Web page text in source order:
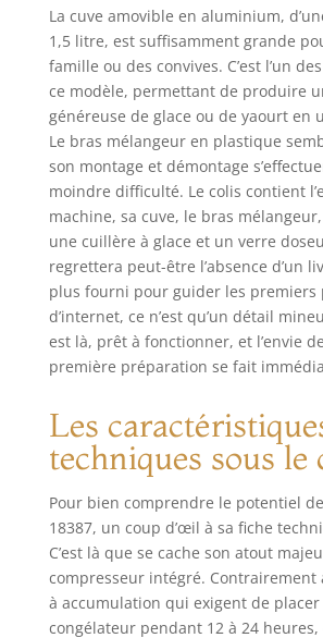
Machine
MD18387,
couvercle,
gradué,
La cuve amovible en aluminium,
1,5 litre, est suffisamment grande
famille ou des convives. C’est l’un
ce modèle, permettant de produire
généreuse de glace ou de yaourt en
Le bras mélangeur en plastique
son montage et démontage
moindre difficulté. Le colis contient
machine, sa cuve, le bras
une cuillère à glace et un verre
regrettera peut-être l’absence d’un
plus fourni pour guider les premiers
d’internet, ce n’est qu’un détail
est là, prêt à fonctionner, et l’envie
première préparation se fait
Les
techniques sous le
Pour bien comprendre le potentiel
18387, un coup d’œil à sa fiche
C’est là que se cache son atout
compresseur intégré. Contrairement
à accumulation qui exigent de placer
congélateur pendant 12 à 24 heures,